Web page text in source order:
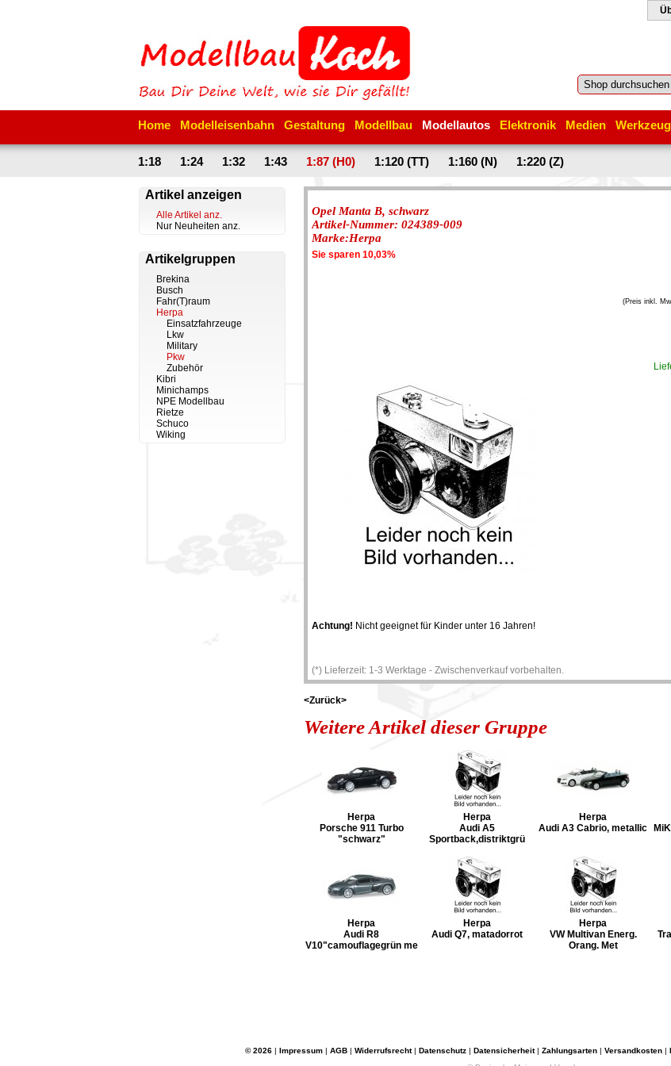
Home Modelleisenbahn Gestaltung Modellbau Modellautos Elektronik Medien
1:18 1:24 1:32 1:43 1:87 (H0) 1:120 (TT) 1:160 (N) 1:220 (Z)
Artikel anzeigen
Alle Artikel anz.
Nur Neuheiten anz.
Artikelgruppen
Brekina
Busch
Fahr(T)raum
Herpa
Einsatzfahrzeuge
Lkw
Military
Pkw
Zubehör
Kibri
Minichamps
NPE Modellbau
Rietze
Schuco
Wiking
Opel Manta B, schwarz
Artikel-Nummer: 024389-009
Marke:Herpa
(Preis inkl.
Sie sparen 10,03%
Achtung! Nicht geeignet für Kinder unter 16 Jahren!
(*) Lieferzeit: 1-3 Werktage - Zwischenverkauf vorbehalten.
<Zurück>
Weitere Artikel dieser Gruppe
Herpa
Porsche 911 Turbo
"schwarz"
Herpa
Audi A5
Sportback,distriktgrü
Herpa
Audi A3 Cabrio, metallic
Herpa
Audi R8
V10"camouflagegrün me
Herpa
Audi Q7, matadorrot
Herpa
VW Multivan Energ.
Orang. Met
© 2026| Impressum| AGB| Widerrufsrecht| Datenschutz| Datensicherheit| Zahlungsarten| Versandkosten|